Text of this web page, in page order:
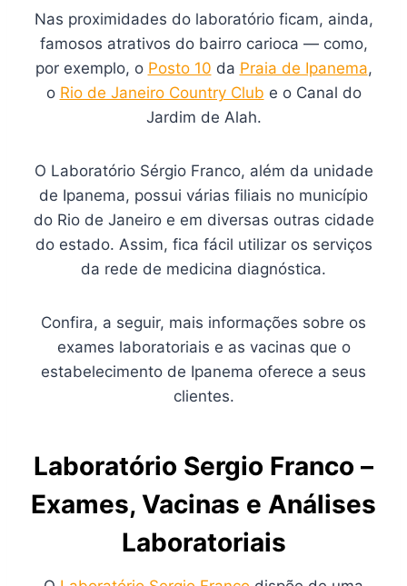
Nas proximidades do laboratório ficam, ainda,
famosos atrativos do bairro carioca — como,
por exemplo, o Posto 10 da Praia de Ipanema,
o Rio de Janeiro Country Club e o Canal do
Jardim de Alah.
O Laboratório Sérgio Franco, além da unidade
de Ipanema, possui várias filiais no município
do Rio de Janeiro e em diversas outras cidade
do estado. Assim, fica fácil utilizar os serviços
da rede de medicina diagnóstica.
Confira, a seguir, mais informações sobre os
exames laboratoriais e as vacinas que o
estabelecimento de Ipanema oferece a seus
clientes.
Laboratório Sergio Franco –
Exames, Vacinas e Análises
Laboratoriais